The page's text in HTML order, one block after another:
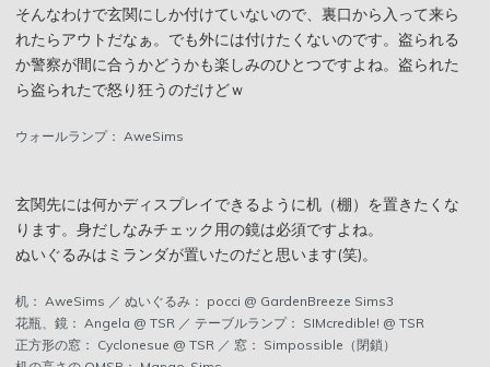
そんなわけで玄関にしか付けていないので、裏口から入って来ら
れたらアウトだなぁ。でも外には付けたくないのです。盗られる
か警察が間に合うかどうかも楽しみのひとつですよね。盗られた
ら盗られたで怒り狂うのだけどｗ
ウォールランプ： AweSims
玄関先には何かディスプレイできるように机（棚）を置きたくな
ります。身だしなみチェック用の鏡は必須ですよね。
ぬいぐるみはミランダが置いたのだと思います(笑)。
机： AweSims ／ ぬいぐるみ： pocci @ GardenBreeze Sims3
花瓶、鏡： Angela @ TSR ／ テーブルランプ： SIMcredible! @ TSR
正方形の窓： Cyclonesue @ TSR ／ 窓： Simpossible（閉鎖）